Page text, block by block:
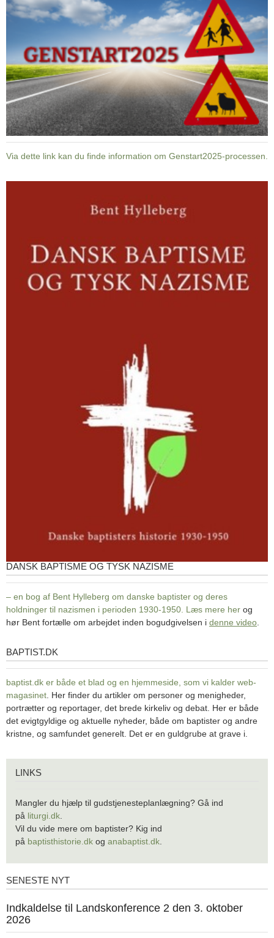
Via dette link kan du finde information om Genstart2025-processen.
DANSK BAPTISME OG TYSK NAZISME
– en bog af Bent Hylleberg om danske baptister og deres
holdninger til nazismen i perioden 1930-1950. Læs mere her og
hør Bent fortælle om arbejdet inden bogudgivelsen i denne video
baptist.dk
BAPTIST.DK
baptist.dk er både et blad og en hjemmeside, som vi kalder web-
magasinet . Her finder du artikler om personer og menigheder,
portrætter og reportager, det brede kirkeliv og debat. Her er både
det evigtgyldige og aktuelle nyheder, både om baptister og andre
kristne, og samfundet generelt. Det er en guldgrube at grave i.
LINKS
Mangler du hjælp til gudstjenesteplanlægning? Gå ind
på liturgi.dk
Vil du vide mere om baptister? Kig ind
på baptisthistorie.dk og anabaptist.dk
Seneste
SENESTE NYT
1.
jul.
Indkaldelse til Landskonference 2 den 3. oktober
2026